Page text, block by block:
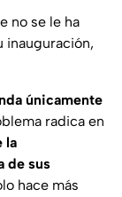
no se le ha
inauguración,
únicamente
radica en
la
de sus
hace más